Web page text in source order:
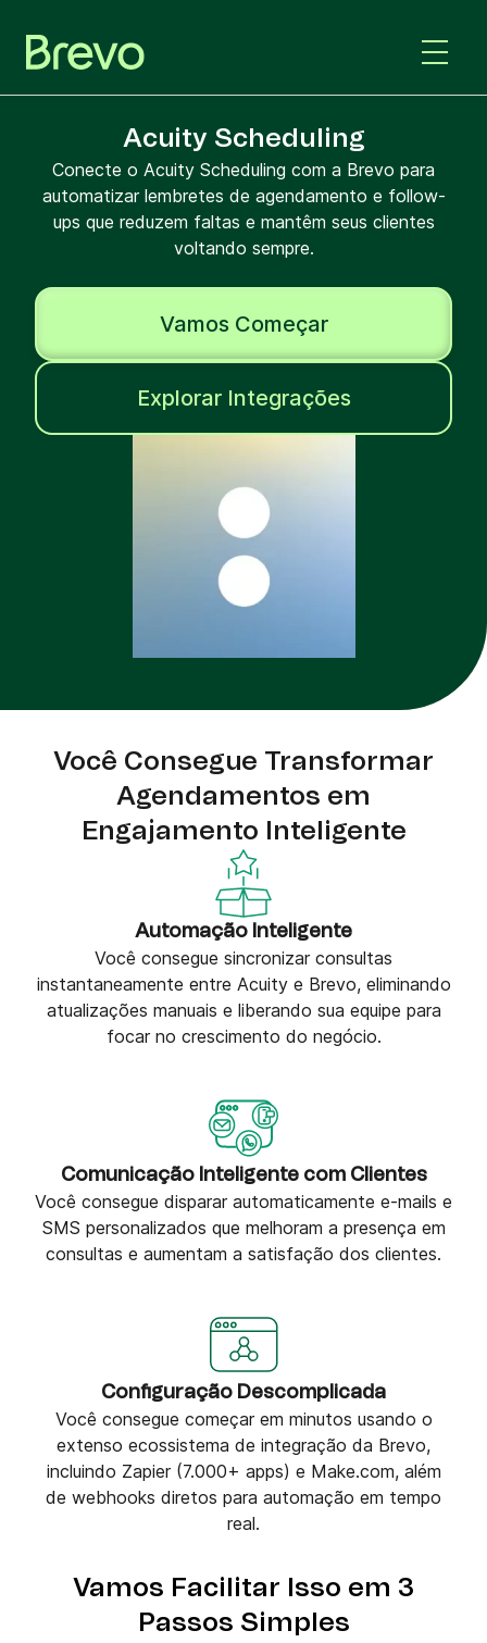
Acuity Scheduling
Conecte o Acuity Scheduling com a Brevo para
automatizar lembretes de agendamento e follow-
ups que reduzem faltas e mantêm seus clientes
voltando sempre.
Vamos Começar
Explorar Integrações
Você Consegue Transformar
Agendamentos em
Engajamento Inteligente
Automação Inteligente
Você consegue sincronizar consultas
instantaneamente entre Acuity e Brevo, eliminando
atualizações manuais e liberando sua equipe para
focar no crescimento do negócio.
Comunicação Inteligente com Clientes
Você consegue disparar automaticamente e-mails e
SMS personalizados que melhoram a presença em
consultas e aumentam a satisfação dos clientes.
Configuração Descomplicada
Você consegue começar em minutos usando o
extenso ecossistema de integração da Brevo,
incluindo Zapier (7.000+ apps) e Make.com, além
de webhooks diretos para automação em tempo
real.
Vamos Facilitar Isso em 3
Passos Simples